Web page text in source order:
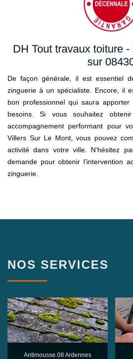
DH Tout travaux toiture
sur
De façon générale, il est essentiel
zinguerie à un spécialiste. Encore, il
bon professionnel qui saura
besoins. Si vous souhaitez
accompagnement performant pour
Villers Sur Le Mont, vous pouvez
activité dans votre ville. N’hésitez
demande pour obtenir l’intervention
zinguerie.
NOS SERVICES
Antimousse 08 Ardennes